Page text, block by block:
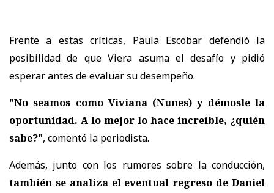
Frente a estas críticas, Paula Escobar defendió la
posibilidad de que Viera asuma el desafío y pidió
esperar antes de evaluar su desempeño.
"No seamos como Viviana (Nunes) y démosle la
oportunidad. A lo mejor lo hace increíble, ¿quién
sabe?", comentó la periodista.
Además, junto con los rumores sobre la conducción,
también se analiza el eventual regreso de Daniel